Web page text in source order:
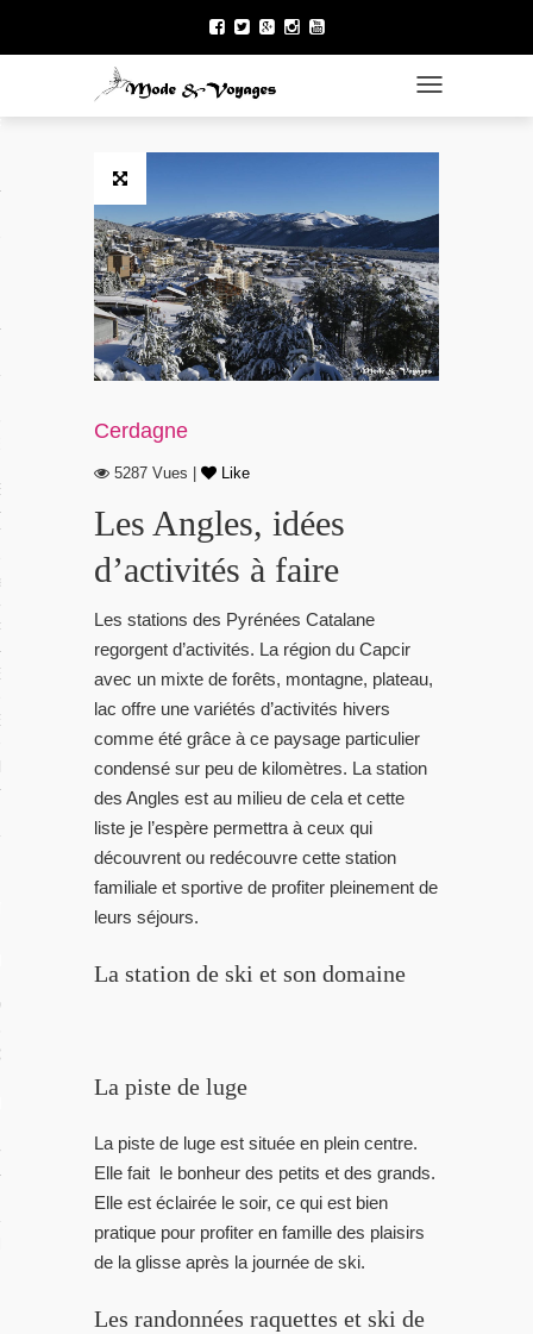
POLYNÉSIE
Polynésie
VIDÉOS
LOCAUX
EN FAMILLE : LE LIVRE
SUR L’ÉQUIPAGE DE BEG-HIR
DU MOMENT
TOGGLE
Cerdagne
5287 Vues | Like
Les Angles, idées
d’activités à faire
Les stations des Pyrénées Catalane
regorgent d’activités. La région du Capcir
avec un mixte de forêts, montagne, plateau,
lac offre une variétés d’activités hivers
comme été grâce à ce paysage particulier
condensé sur peu de kilomètres. La station
des Angles est au milieu de cela et cette
liste je l’espère permettra à ceux qui
découvrent ou redécouvre cette station
familiale et sportive de profiter pleinement de
leurs séjours.
La station de ski et son domaine
La piste de luge
La piste de luge est située en plein centre.
Elle fait le bonheur des petits et des grands.
Elle est éclairée le soir, ce qui est bien
pratique pour profiter en famille des plaisirs
de la glisse après la journée de ski.
Les randonnées raquettes et ski de